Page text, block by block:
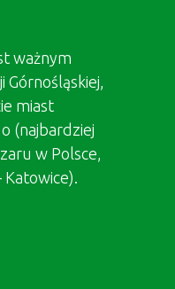
ważnym
miast
(najbardziej
w Polsce,